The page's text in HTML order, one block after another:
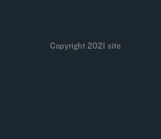
Copyright 2021 site